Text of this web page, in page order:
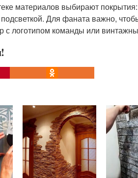
материалов выбирают
Для фаната важно,
логотипом команды или